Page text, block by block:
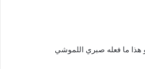
ما فعله صبري اللموشي